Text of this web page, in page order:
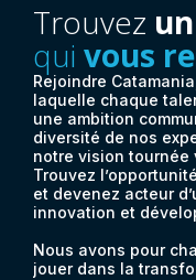
Trouvez
qui vous
Rejoindre
laquelle chaque
une ambition
diversité de nos
notre vision tournée
Trouvez
et devenez acteur
innovation et
Nous avons pour
jouer dans la